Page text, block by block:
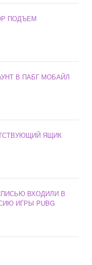
ПОДЪЕМ
В ПАБГ МОБАЙЛ
ЯЩИК
ВХОДИЛИ В
ИГРЫ PUBG